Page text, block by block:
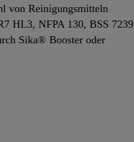
von Reinigungsmitteln
HL3, NFPA 130, BSS 7239
Sika® Booster oder